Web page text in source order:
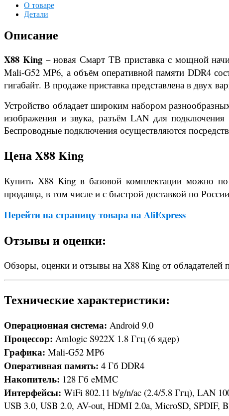
О товаре
Детали
Описание
X88 King– новая Смарт ТВ приставка с мощной
Mali-G52 MP6, а объём оперативной памяти DDR4
гигабайт. В продаже приставка представлена в двух
Устройство обладает широким набором
изображения и звука, разъём LAN для
Беспроводные подключения осуществляются
Цена X88 King
Купить X88 King в базовой комплектации можно
продавца, в том числе и с быстрой доставкой по
Перейти на страницу товара на AliExpress
Отзывы и оценки:
Обзоры, оценки и отзывы на X88 King от обладателей
Технические характеристики:
Операционная система: Android 9.0
Процессор: Amlogic S922X 1.8 Ггц (6 ядер)
Графика: Mali-G52 MP6
Оперативная память: 4 Гб DDR4
Накопитель: 128 Гб eMMC
Интерфейсы: WiFi 802.11 b/g/n/ac (2.4/5.8 Ггц), LAN
USB 3.0, USB 2.0, AV-out, HDMI 2.0а, MicroSD, SPDIF,